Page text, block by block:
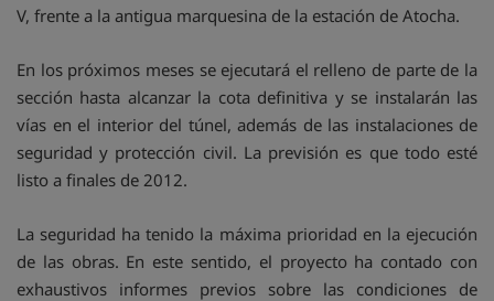
V, frente a la antigua marquesina de la estación de Atocha.
En los próximos meses se ejecutará el relleno de parte de la
sección hasta alcanzar la cota definitiva y se instalarán las
vías en el interior del túnel, además de las instalaciones de
seguridad y protección civil. La previsión es que todo esté
listo a finales de 2012.
La seguridad ha tenido la máxima prioridad en la ejecución
de las obras. En este sentido, el proyecto ha contado con
exhaustivos informes previos sobre las condiciones de